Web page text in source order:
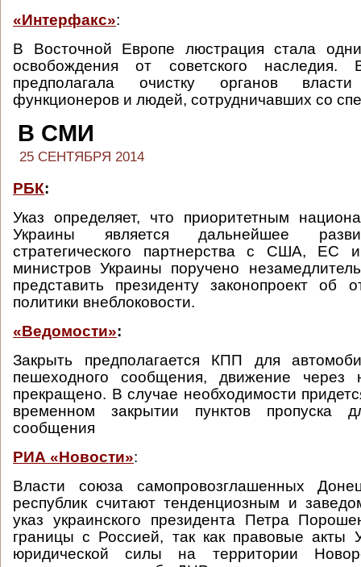
«Интерфакс»:
В Восточной Европе люстрация стала
освобождения от советского
предполагала очистку органов
функционеров и людей, сотрудничавших со
В СМИ
25 СЕНТЯБРЯ 2014
РБК:
Указ определяет, что приоритетным
Украины является дальнейшее
стратегического партнерства с США, ЕС
министров Украины поручено
представить президенту законопроект об
политики внеблоковости.
«Ведомости»:
Закрыть предполагается КПП для
пешеходного сообщения, движение
прекращено. В случае необходимости
временном закрытии пунктов пропуска
сообщения
РИА «Новости»:
Власти союза самопровозглашенных
республик считают тенденциозным и
указ украинского президента Петра
границы с Россией, так как правовые акты
юридической силы на территории